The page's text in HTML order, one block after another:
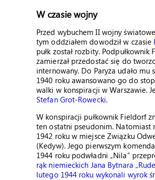
W czasie wojny
Przed wybuchem II wojny
tym oddziałem dowodził w czasie
pułk został rozbity.
zamierzał przedostać się do
internowany. Do Paryża udało
1940 roku awansowano go do
walki w konspiracji w Warszawie.
Stefan Grot-Rowecki.
W konspiracji pułkownik Fieldorf
ten ostatni pseudonim. Natomiast
1942 roku w miejsce Związku
(Kedyw). Jego pierwszym
1944 roku podwładni „Nila”
rąk niemieckich Jana Bytnara
lutego 1944 roku wykonali wyrok